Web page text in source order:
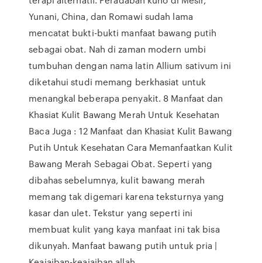
Yunani, China, dan Romawi sudah lama
mencatat bukti-bukti manfaat bawang putih
sebagai obat. Nah di zaman modern umbi
tumbuhan dengan nama latin Allium sativum ini
diketahui studi memang berkhasiat untuk
menangkal beberapa penyakit. 8 Manfaat dan
Khasiat Kulit Bawang Merah Untuk Kesehatan
Baca Juga : 12 Manfaat dan Khasiat Kulit Bawang
Putih Untuk Kesehatan Cara Memanfaatkan Kulit
Bawang Merah Sebagai Obat. Seperti yang
dibahas sebelumnya, kulit bawang merah
memang tak digemari karena teksturnya yang
kasar dan ulet. Tekstur yang seperti ini
membuat kulit yang kaya manfaat ini tak bisa
dikunyah. Manfaat bawang putih untuk pria |